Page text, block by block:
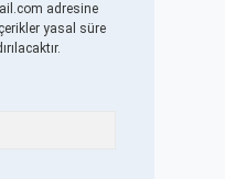
adresine
yasal süre